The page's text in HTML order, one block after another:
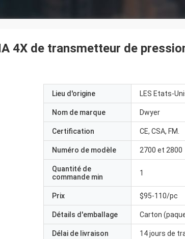
4X de transmetteur de
Lieu d'origine LES Etats-
Nom de marque Dwyer
Certification CE, CSA, FM.
Numéro de modèle 2700 et 2800
Quantité de
commande min
1
Prix $95-110/pc
Détails d'emballage Carton
Délai de livraison 14 jours de